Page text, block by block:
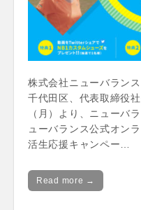
株式会社ニューバラン
千代田区、代表取締役
（月）より、ニューバ
ューバランス公式オン
活生応援キャンペー…
Read more →